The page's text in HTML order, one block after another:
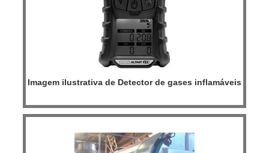
Imagem ilustrativa de Detector de gases inflamáveis